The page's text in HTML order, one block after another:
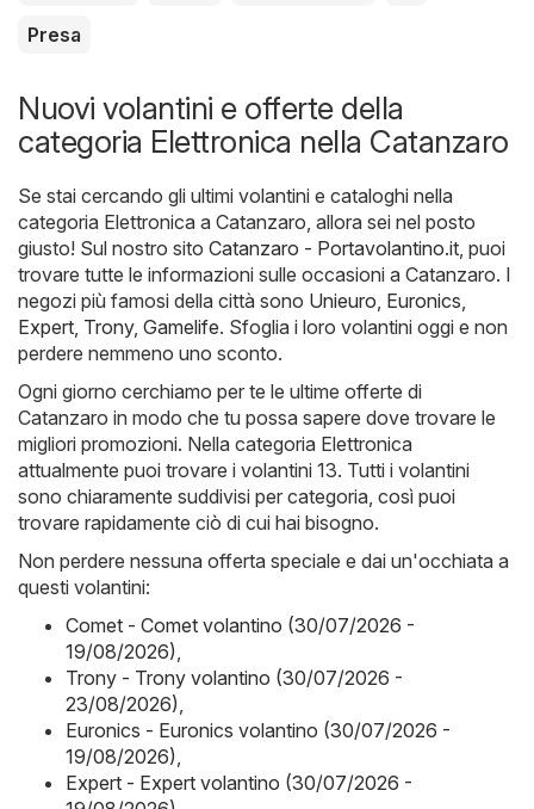
Presa
Nuovi volantini e offerte della
categoria Elettronica nella Catanzaro
Se stai cercando gli ultimi volantini e cataloghi nella
categoria Elettronica a Catanzaro, allora sei nel posto
giusto! Sul nostro sito Catanzaro - Portavolantino.it , puoi
trovare tutte le informazioni sulle occasioni a Catanzaro. I
negozi più famosi della città sono Unieuro Euronics
Expert Trony, Gamelife. Sfoglia i loro volantini oggi e non
perdere nemmeno uno sconto.
Ogni giorno cerchiamo per te le ultime offerte di
Catanzaro in modo che tu possa sapere dove trovare le
migliori promozioni. Nella categoria Elettronica
attualmente puoi trovare i volantini 13. Tutti i volantini
sono chiaramente suddivisi per categoria, così puoi
trovare rapidamente ciò di cui hai bisogno.
Non perdere nessuna offerta speciale e dai un'occhiata a
questi volantini:
Comet - Comet volantino (30/07/2026 -
19/08/2026)
Trony - Trony volantino (30/07/2026 -
23/08/2026)
Euronics - Euronics volantino (30/07/2026 -
19/08/2026)
Expert - Expert volantino (30/07/2026 -